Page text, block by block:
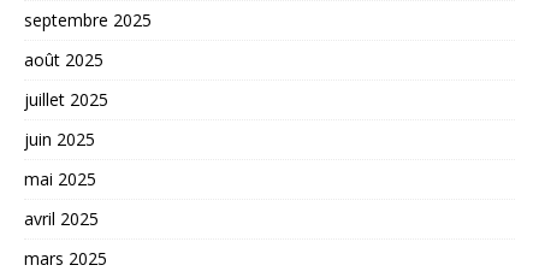
septembre 2025
août 2025
juillet 2025
juin 2025
mai 2025
avril 2025
mars 2025